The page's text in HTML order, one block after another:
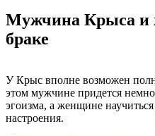
Мужчина Крыса и
браке
У Крыс вполне возможен
этом мужчине придется
эгоизма, а женщине
настроения.